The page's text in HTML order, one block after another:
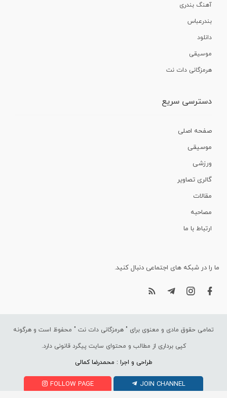
آهنگ بندری
بندرعباس
دانلود
موسیقی
هرمزگانی دات نت
دسترسی سریع
صفحه اصلی
موسیقی
ورزشی
گالری تصاویر
مقالات
مصاحبه
ارتباط با ما
ما را در شبکه های اجتماعی دنبال کنید.
تمامی حقوق مادی و معنوی برای " هرمزگانی دات نت " محفوظ است و هرگونه
کپی برداری از مطالب و محتوای سایت پیگرد قانونی دارد.
طراحی و اجرا : محمدرضا کمالی
FOLLOW PAGE JOIN CHANNEL